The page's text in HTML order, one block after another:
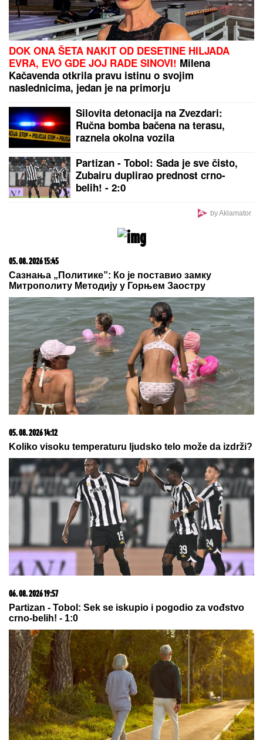
Tuga: Preminuo legendarni Marjan Kulundžić,
nekadašnji šampion Jugoslavije
Ova 3 HOROSKOPSKA ZNAKA
NIKADA NE STARE U DUŠI: Oni su
sklopili pakt sa vremenom i BORE I
SEDE im ne mogu ništa
HRSKAVI SLANI ŠTAPIĆI:Ukus kao
iz najbolje poslastičarnice
DOK ONA ŠETA NAKIT OD DESETINE HILJADA
EVRA, EVO GDE JOJ RADE SINOVI!Milena
Kačavenda otkrila pravu istinu o svojim
naslednicima, jedan je na primorju
Silovita detonacija na Zvezdari:
Ručna bomba bačena na terasu,
raznela okolna vozila
Partizan - Tobol: Sada je sve čisto,
Zubairu duplirao prednost crno-
by Aklamator
05. 08. 2026 15:45
Сазнања „Политике”: Ко је поставио замку
Митрополиту Методију у Горњем Заостру